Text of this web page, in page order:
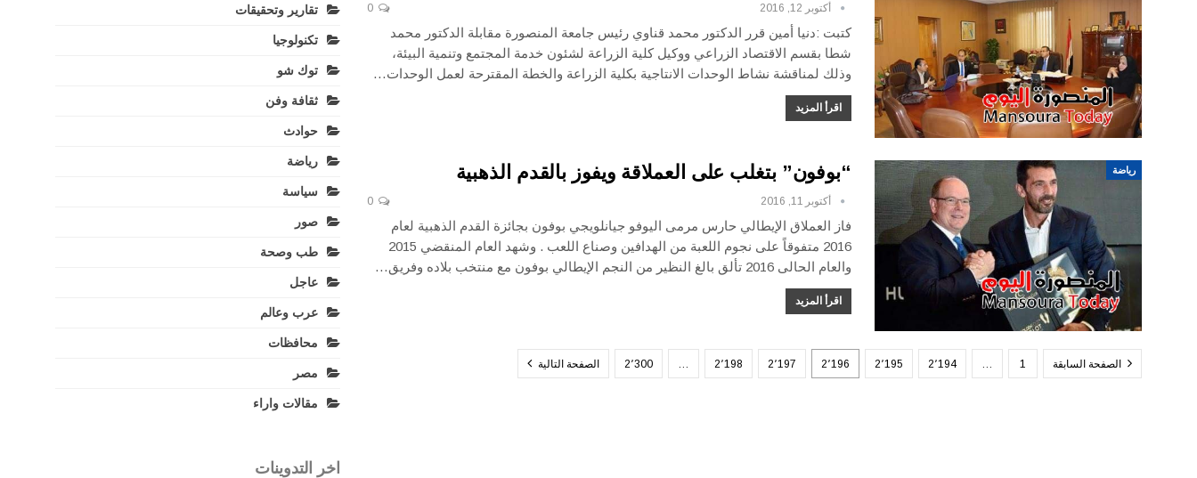
أكتوبر 12, 2016
كتبت :دنيا أمين قرر الدكتور محمد قناوي رئيس جامعة المنصورة مقابلة الدكتور محمد
شطا بقسم الاقتصاد الزراعي ووكيل كلية الزراعة لشئون خدمة المجتمع وتنمية البيئة،
وذلك لمناقشة نشاط الوحدات الانتاجية بكلية الزراعة والخطة المقترحة لعمل الوحدات…
اقرأ المزيد
رياضة “بوفون” بتغلب على العملاقة ويفوز بالقدم الذهبية
أكتوبر 11, 2016
فاز العملاق الإيطالي حارس مرمى اليوفو جيانلويجي بوفون بجائزة القدم الذهبية لعام
2016 متفوقاً على نجوم اللعبة من الهدافين وصناع اللعب . وشهد العام المنقضي 2015
والعام الحالى 2016 تألق بالغ النظير من النجم الإيطالي بوفون مع منتخب بلاده وفريق…
اقرأ المزيد
الصفحة السابقة 1 2٬194 2٬195 2٬196 2٬197 2٬198 2٬300 الصفحة التالية
تقارير وتحقيقات
تكنولوجيا
توك شو
ثقافة وفن
حوادث
رياضة
سياسة
صور
طب وصحة
عاجل
عرب وعالم
محافظات
مصر
مقالات واراء
اخر التدوينات